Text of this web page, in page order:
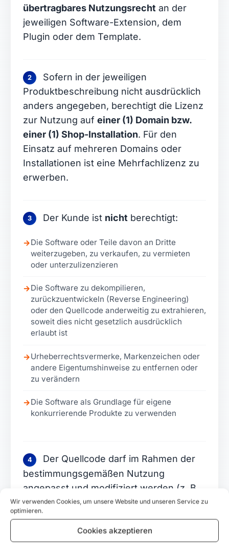
Wir verwenden Cookies, um unsere Website und unseren Service zu
optimieren.
Cookies akzeptieren
übertragbares Nutzungsrecht an der
jeweiligen Software-Extension, dem
Plugin oder dem Template.
2
Sofern in der jeweiligen
Produktbeschreibung nicht ausdrücklich
anders angegeben, berechtigt die Lizenz
zur Nutzung auf einer (1) Domain bzw.
einer (1) Shop-Installation. Für den
Einsatz auf mehreren Domains oder
Installationen ist eine Mehrfachlizenz zu
erwerben.
3 Der Kunde ist nicht berechtigt:
→Die Software oder Teile davon an Dritte
weiterzugeben, zu verkaufen, zu vermieten
oder unterzulizenzieren
→Die Software zu dekompilieren,
zurückzuentwickeln (Reverse Engineering)
oder den Quellcode anderweitig zu extrahieren,
soweit dies nicht gesetzlich ausdrücklich
erlaubt ist
→Urheberrechtsvermerke, Markenzeichen oder
andere Eigentumshinweise zu entfernen oder
zu verändern
→Die Software als Grundlage für eigene
konkurrierende Produkte zu verwenden
4
Der Quellcode darf im Rahmen der
bestimmungsgemäßen Nutzung
angepasst und modifiziert werden (z. B.
zur Integration in den eigenen Shop),
sofern die Modifikation ausschließlich für
den eigenen Gebrauch erfolgt.